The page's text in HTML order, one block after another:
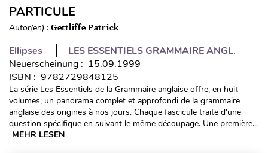
PARTICULE
Autor(en) : Gettliffe Patrick
Ellipses
LES ESSENTIELS GRAMMAIRE ANGL.
Neuerscheinung : 15.09.1999
ISBN : 9782729848125
La série Les Essentiels de la Grammaire anglaise offre, en huit
volumes, un panorama complet et approfondi de la grammaire
anglaise des origines à nos jours. Chaque fascicule traite d'une
question spécifique en suivant le même découpage. Une première...
MEHR LESEN